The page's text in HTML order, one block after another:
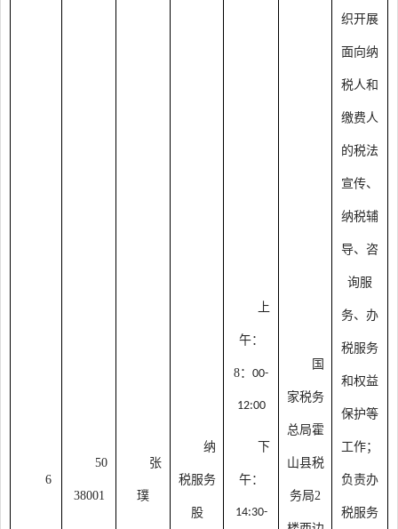
6
50
38001
张
璞
纳
税服务
股
上
午：
8： 00-
12:00
下
午：
14:30-
国
家税务
总局霍
山县税
务局2
织开展
面向纳
税人和
缴费人
的税法
宣传、
纳税辅
导、咨
询服
务、办
税服务
和权益
保护等
工作；
负责办
税服务